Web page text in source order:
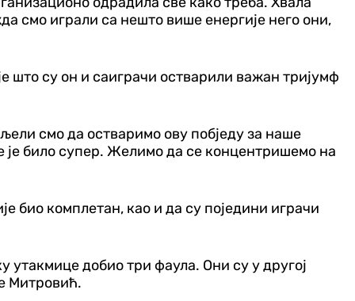
смо играли са нешто више енергије него они,
што су он и саиграчи остварили важан тријумф
смо да остваримо ову побједу за наше
је било супер. Желимо да се концентришемо на
био комплетан, као и да су поједини играчи
добио три фаула. Они су у другој
Митровић.